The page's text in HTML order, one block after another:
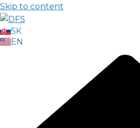
Skip to content
SK
EN